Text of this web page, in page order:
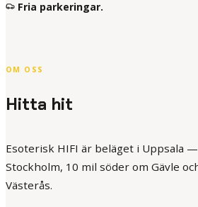
Fria parkeringar.
OM OSS
Hitta hit
Esoterisk HIFI är beläget i Uppsala
Stockholm, 10 mil söder om Gävle
Västerås.